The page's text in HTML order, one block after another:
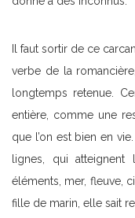
Il faut sortir de ce
verbe de la
longtemps retenue.
entière, comme une
que l’on est bien en
lignes, qui
éléments, mer, fleuve,
fille de marin, elle sait